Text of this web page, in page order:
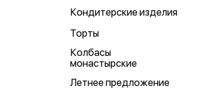
Кондитерские изделия
Торты
Колбасы
монастырские
Летнее предложение